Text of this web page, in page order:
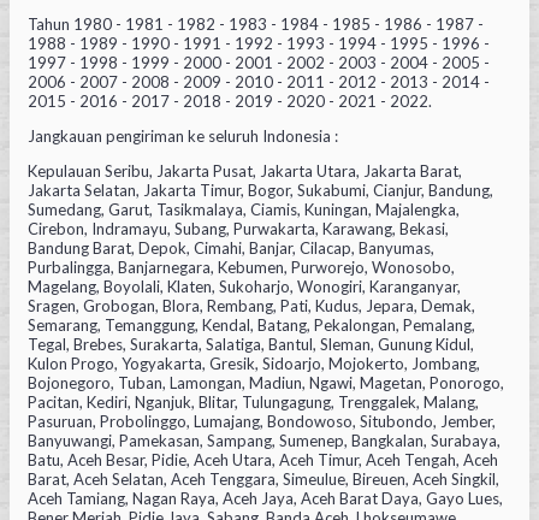
Tahun 1980 - 1981 - 1982 - 1983 - 1984 - 1985 - 1986 - 1987 -
1988 - 1989 - 1990 - 1991 - 1992 - 1993 - 1994 - 1995 - 1996 -
1997 - 1998 - 1999 - 2000 - 2001 - 2002 - 2003 - 2004 - 2005 -
2006 - 2007 - 2008 - 2009 - 2010 - 2011 - 2012 - 2013 - 2014 -
2015 - 2016 - 2017 - 2018 - 2019 - 2020 - 2021 - 2022.
Jangkauan pengiriman ke seluruh Indonesia :
Kepulauan Seribu, Jakarta Pusat, Jakarta Utara, Jakarta Barat,
Jakarta Selatan, Jakarta Timur, Bogor, Sukabumi, Cianjur, Bandung,
Sumedang, Garut, Tasikmalaya, Ciamis, Kuningan, Majalengka,
Cirebon, Indramayu, Subang, Purwakarta, Karawang, Bekasi,
Bandung Barat, Depok, Cimahi, Banjar, Cilacap, Banyumas,
Purbalingga, Banjarnegara, Kebumen, Purworejo, Wonosobo,
Magelang, Boyolali, Klaten, Sukoharjo, Wonogiri, Karanganyar,
Sragen, Grobogan, Blora, Rembang, Pati, Kudus, Jepara, Demak,
Semarang, Temanggung, Kendal, Batang, Pekalongan, Pemalang,
Tegal, Brebes, Surakarta, Salatiga, Bantul, Sleman, Gunung Kidul,
Kulon Progo, Yogyakarta, Gresik, Sidoarjo, Mojokerto, Jombang,
Bojonegoro, Tuban, Lamongan, Madiun, Ngawi, Magetan, Ponorogo,
Pacitan, Kediri, Nganjuk, Blitar, Tulungagung, Trenggalek, Malang,
Pasuruan, Probolinggo, Lumajang, Bondowoso, Situbondo, Jember,
Banyuwangi, Pamekasan, Sampang, Sumenep, Bangkalan, Surabaya,
Batu, Aceh Besar, Pidie, Aceh Utara, Aceh Timur, Aceh Tengah, Aceh
Barat, Aceh Selatan, Aceh Tenggara, Simeulue, Bireuen, Aceh Singkil,
Aceh Tamiang, Nagan Raya, Aceh Jaya, Aceh Barat Daya, Gayo Lues,